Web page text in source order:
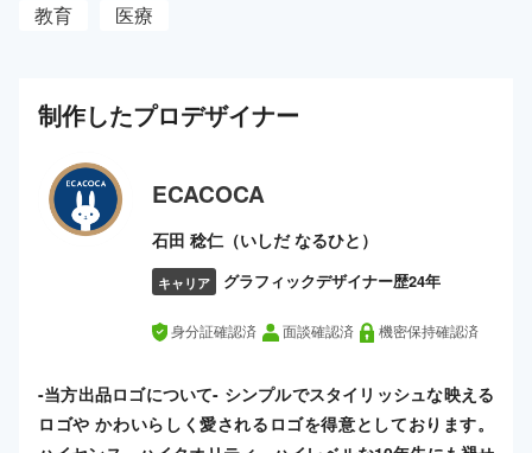
教育
医療
制作したプロデザイナー
ECACOCA
石田 稔仁（いしだ なるひと）
キャリア グラフィックデザイナー歴24年
身分証確認済 面談確認済 機密保持確認済
-当方出品ロゴについて- シンプルでスタイリッシュな映える
ロゴや かわいらしく愛されるロゴを得意としております。